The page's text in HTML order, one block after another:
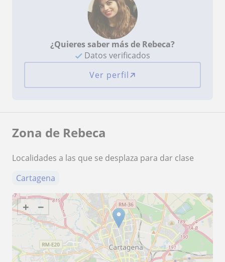
¿Quieres saber más de Rebeca?
Datos verificados
Ver perfil
Zona de Rebeca
Localidades a las que se desplaza para dar clase
Cartagena
+ −